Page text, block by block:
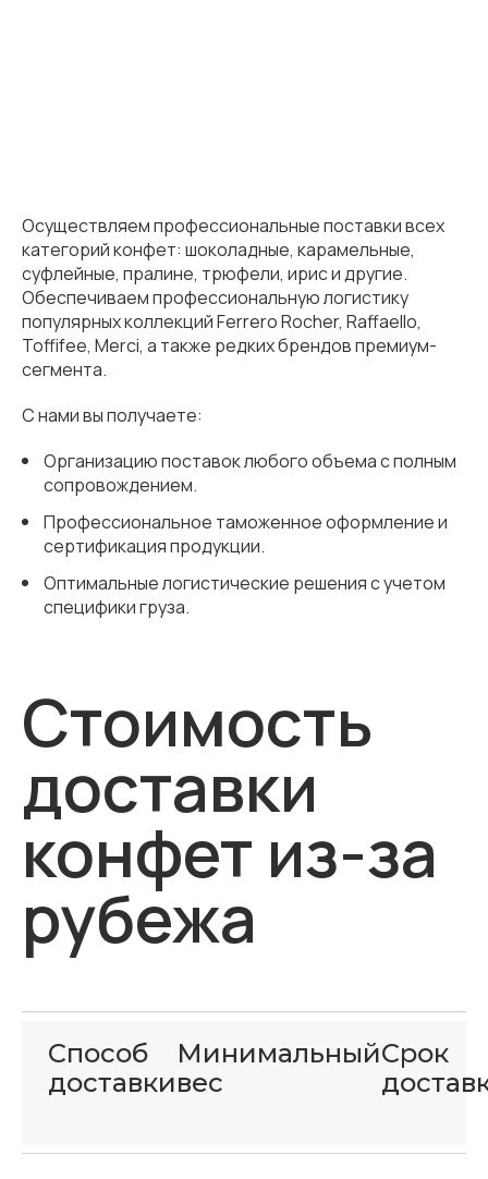
Осуществляем профессиональные поставки всех
категорий конфет: шоколадные, карамельные,
суфлейные, пралине, трюфели, ирис и другие.
Обеспечиваем профессиональную логистику
популярных коллекций Ferrero Rocher, Raffaello,
Toffifee, Merci, а также редких брендов премиум-
сегмента.
С нами вы получаете:
Организацию поставок любого объема с полным
сопровождением.
Профессиональное таможенное оформление и
сертификация продукции.
Оптимальные логистические решения с учетом
специфики груза.
Стоимость
доставки
конфет из-за
рубежа
Способ
доставки
Минимальный
вес
Срок